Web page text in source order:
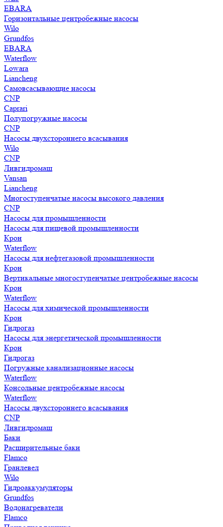
EBARA
Горизонтальные центробежные насосы
Wilo
Grundfos
EBARA
Waterflow
Lowara
Liancheng
Самовсасывающие насосы
CNP
Caprari
Полупогружные насосы
CNP
Насосы двухстороннего всасывания
Wilo
CNP
Ливгидромаш
Vansan
Liancheng
Многоступенчатые насосы высокого давления
CNP
Насосы для промышленности
Насосы для пищевой промышленности
Крон
Waterflow
Насосы для нефтегазовой промышленности
Крон
Вертикальные многоступенчатые центробежные насосы
Крон
Waterflow
Насосы для химической промышленности
Крон
Гидрогаз
Насосы для энергетической промышленности
Крон
Гидрогаз
Погружные канализационные насосы
Waterflow
Консольные центробежные насосы
Waterflow
Насосы двухстороннего всасывания
CNP
Ливгидромаш
Баки
Расширительные баки
Flamco
Гранлевел
Wilo
Гидроаккумуляторы
Grundfos
Водонагреватели
Flamco